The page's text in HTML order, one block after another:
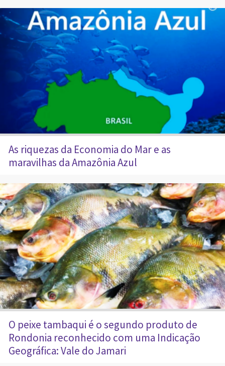
As riquezas da Economia do Mar e as
maravilhas da Amazônia Azul
O peixe tambaqui é o segundo produto de
Rondonia reconhecido com uma Indicação
Geográfica: Vale do Jamari